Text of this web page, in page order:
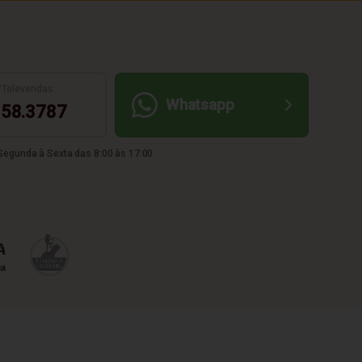
Whatsapp
à Sexta das 8:00 às 17:00